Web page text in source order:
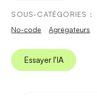
SOUS-CATÉGORIES :
No-code
Agrégateurs
Essayer l'IA